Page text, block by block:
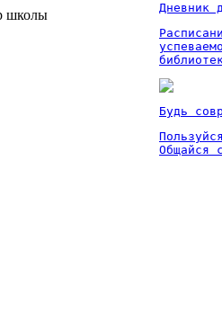
школы
Дневник
Будь
Общайся